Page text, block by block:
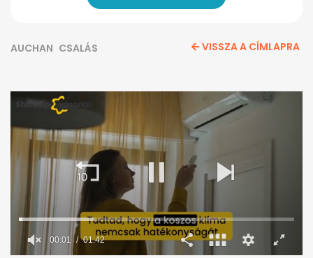
AUCHAN CSALÁS VISSZA A CÍMLAPRA
00:02 01:42